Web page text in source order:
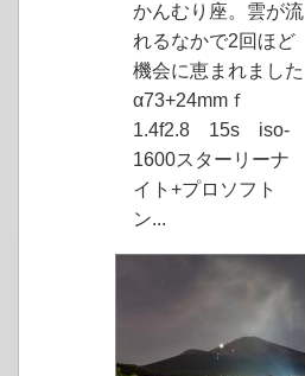
かんむり座。雲が流
れるなかで2回ほど
機会に恵まれました
α73+24mmｆ
1.4f2.8 15s iso-
1600スターリーナ
イト+プロソフト
ン...